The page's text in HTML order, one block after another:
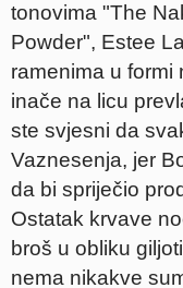
tonovima "The
Powder", Estee
ramenima u formi
inače na licu
ste svjesni da
Vaznesenja, jer
da bi spriječio
Ostatak krvave
broš u obliku
nema nikakve